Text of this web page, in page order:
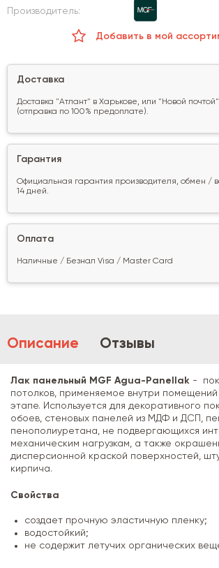
Производитель:
Добавить в мой
Доставка
Доставка "Атлант" в Харькове, или "Новой
(отправка по 100% предоплате).
Гарантия
Официальная гарантия производителя, обмен /
14 дней.
Оплата
Наличные / Безнал Visa / Master Card
Описание Отзывы
Лак панельный MGF Agua-Panellak -
потолков, применяемое внутри
этапе. Используется для декоративного
обоев, стеновых панелей из МДФ и ДСП,
пенополиуретана, не подвергающихся
механическим нагрузкам, а также
дисперсионной краской поверхностей,
кирпича.
Свойства
создает прочную эластичную пленку;
водостойкий;
не содержит летучих органических